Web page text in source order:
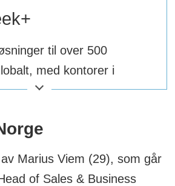
til over 500
med kontorer i
og Nord-Amerika.
produsent av
Marius Viem (29), som går
of Sales & Business